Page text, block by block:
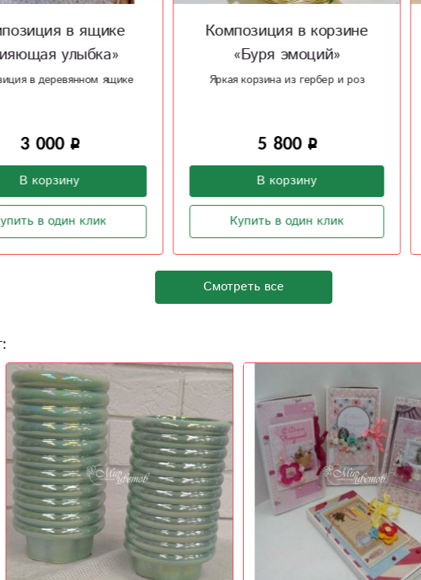
Композиция в корзине
«Буря эмоций»
Яркая корзина из гербер и роз
Купить в один клик
Композиция с
«Нежная музыка»
Нежность покоряет сердца
Купить в один клик
Смотреть все